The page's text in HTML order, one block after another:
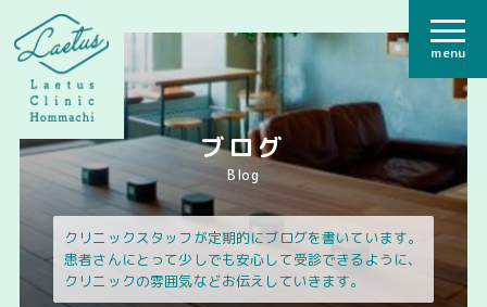
menu
ブログ
Blog
クリニックスタッフが定期的にブログを書いています。
患者さんにとって少しでも安心して受診できるように、
クリニックの雰囲気などお伝えしていきます。